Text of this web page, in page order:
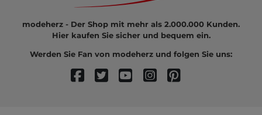
modeherz - Der Shop mit mehr als 2.000.000 Kunden.
Hier kaufen Sie sicher und bequem ein.
Werden Sie Fan von modeherz und folgen Sie uns: